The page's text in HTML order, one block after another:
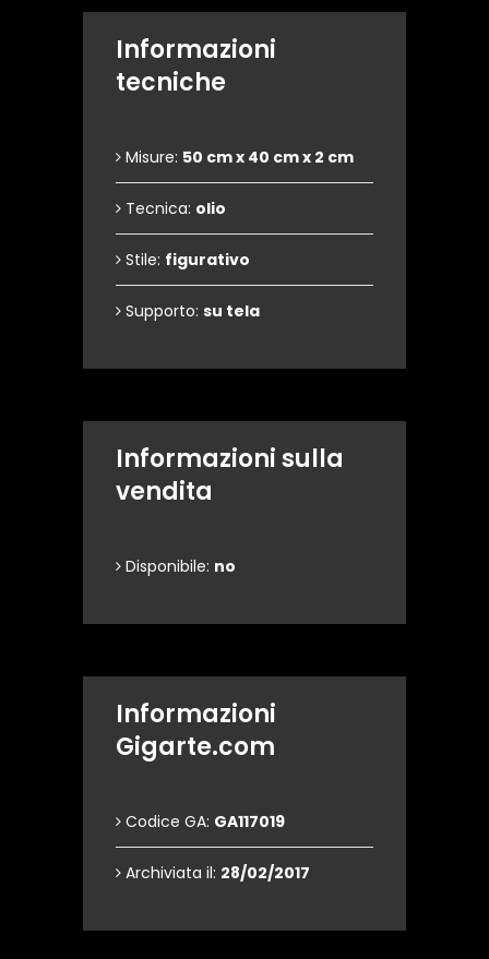
Informazioni
tecniche
Misure: 50 cm x 40 cm x 2 cm
Tecnica: olio
Stile: figurativo
Supporto: su tela
Informazioni sulla
vendita
Disponibile: no
Informazioni
Gigarte.com
Codice GA: GA117019
Archiviata il: 28/02/2017